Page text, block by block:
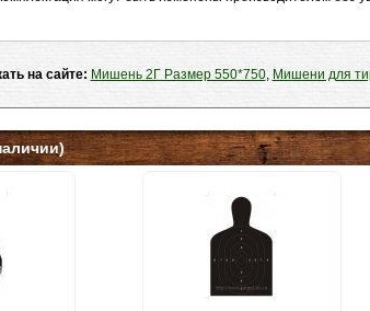
на сайте: Мишень 2Г Размер 550*750, Мишени для